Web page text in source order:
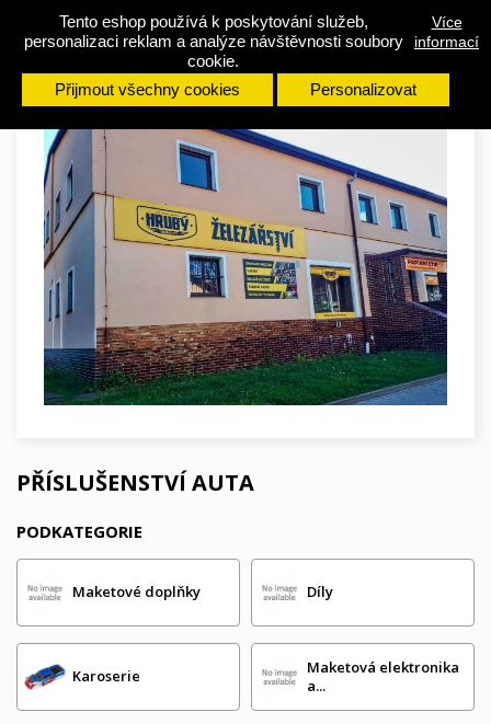
Tento eshop používá k poskytování služeb,
personalizaci reklam a analýze návštěvnosti soubory
cookie.
Více
informací
Přijmout všechny cookies Personalizovat
 0
PŘÍSLUŠENSTVÍ AUTA
PODKATEGORIE
Maketové doplňky Díly
Karoserie
Maketová elektronika
a...